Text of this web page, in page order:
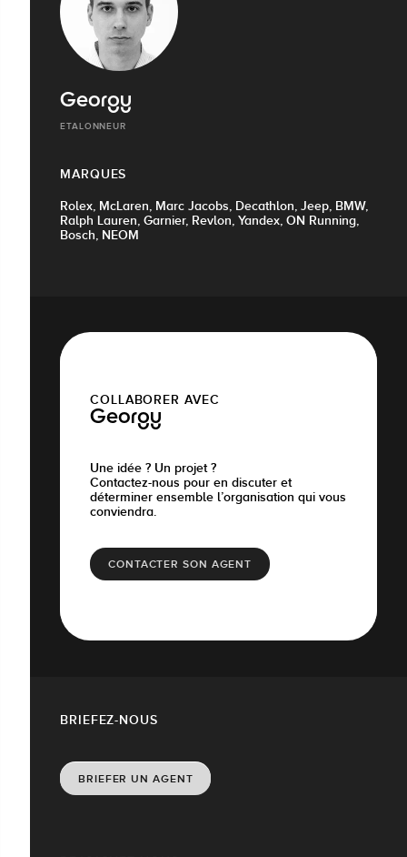
Georgy
ETALONNEUR
MARQUES
Rolex, McLaren, Marc Jacobs, Decathlon, Jeep, BMW,
Ralph Lauren, Garnier, Revlon, Yandex, ON Running,
Bosch, NEOM
COLLABORER AVEC
Georgy
Une idée ? Un projet ?
Contactez-nous pour en discuter et
déterminer ensemble l’organisation qui vous
conviendra.
CONTACTER SON AGENT
BRIEFEZ-NOUS
BRIEFER UN AGENT